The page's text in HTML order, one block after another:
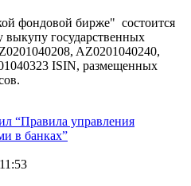
фондовой бирже" состоится
выкупу государственных
AZ0201040240,
ISIN, размещенных